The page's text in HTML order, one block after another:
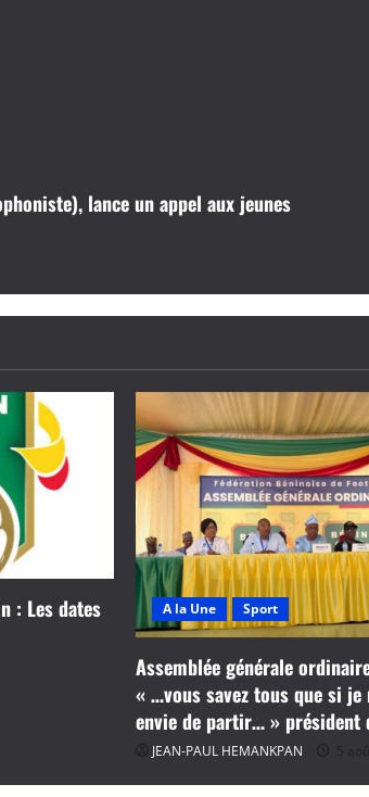
lance un appel aux jeunes
: Les dates
A la Une Sport
Assemblée générale
« …vous savez tous que si je
envie de partir… » président
JEAN-PAUL HEMANKPAN 5